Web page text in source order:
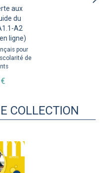
aux
du
A2
ligne)
pour
de
COLLECTION